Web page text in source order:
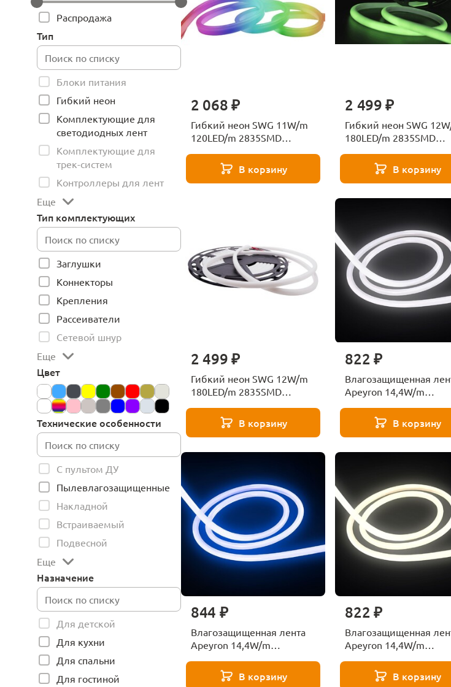
Распродажа
Тип
Блоки питания
Гибкий неон
Комплектующие для
светодиодных лент
Комплектующие для
трек-систем
Контроллеры для лент
Еще
Тип комплектующих
Заглушки
Коннекторы
Крепления
Рассеиватели
Сетевой шнур
Еще
Цвет
Технические особенности
С пультом ДУ
Пылевлагозащищенные
Накладной
Встраиваемый
Подвесной
Еще
Назначение
Для детской
Для кухни
Для спальни
Для гостиной
2 068 ₽
Гибкий неон SWG 11W/m
120LED/m 2835SMD
В корзину
2 499 ₽
Гибкий неон SWG
180LED/m 2835SMD
В корзину
2 499 ₽
Гибкий неон SWG 12W/m
180LED/m 2835SMD
001946
В корзину
822 ₽
Влагозащищенная
Apeyron 14,4W/m
дневной белый 5M 00-
В корзину
844 ₽
Влагозащищенная лента
Apeyron 14,4W/m
5M 00-327 В корзину
822 ₽
Влагозащищенная
Apeyron 14,4W/m
теплый белый 5M 00-
В корзину